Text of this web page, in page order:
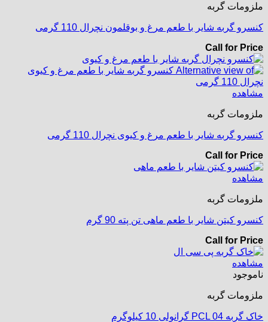
ملزومات گربه
کنسرو گربه شایر با طعم مرغ و بوقلمون نچرال 110 گرمی
Call for Price
مشاهده
ملزومات گربه
کنسرو گربه شایر با طعم مرغ و کیوی نچرال 110 گرمی
Call for Price
مشاهده
ملزومات گربه
کنسرو کیتن شایر با طعم ماهی تن پته 90 گرم
Call for Price
مشاهده
ناموجود
ملزومات گربه
خاک گربه PCL 04 گرانولی 10 کیلوگرم